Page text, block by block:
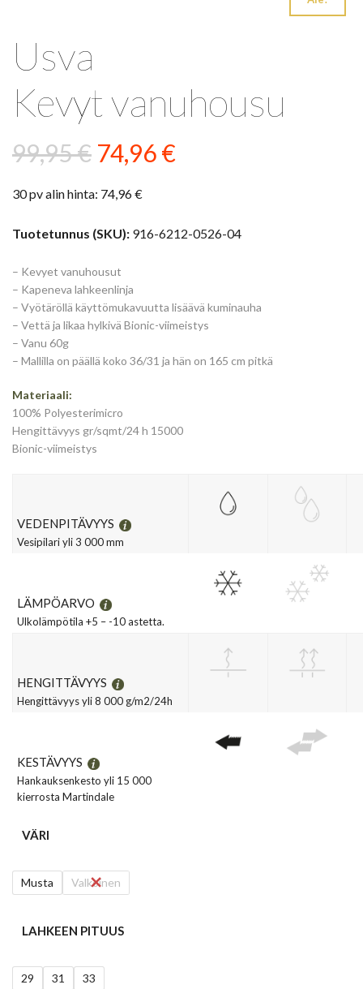
Usva
Kevyt vanuhousu
99,95€ Alkuperäinen
oli:
99,95 €.
74,96€Nykyinen
74,96 €.
30 pv alin hinta: 74,96€
Tuotetunnus (SKU): 916-6212-0526-04
– Kevyet vanuhousut
– Kapeneva lahkeenlinja
– Vyötäröllä käyttömukavuutta lisäävä kuminauha
– Vettä ja likaa hylkivä Bionic-viimeistys
– Vanu 60g
– Mallilla on päällä koko 36/31 ja hän on 165 cm pitkä
Materiaali:
100% Polyesterimicro
Hengittävyys gr/sqmt/24 h 15000
Bionic-viimeistys
VEDENPITÄVYYS
Vesipilari yli 3 000 mm
LÄMPÖARVO
Ulkolämpötila +5 – -10 astetta.
HENGITTÄVYYS
Hengittävyys yli 8 000 g/m2/24h
KESTÄVYYS
Hankauksenkesto yli 15 000
kierrosta Martindale
VÄRI
Musta Valkoinen
LAHKEEN PITUUS
29 31 33